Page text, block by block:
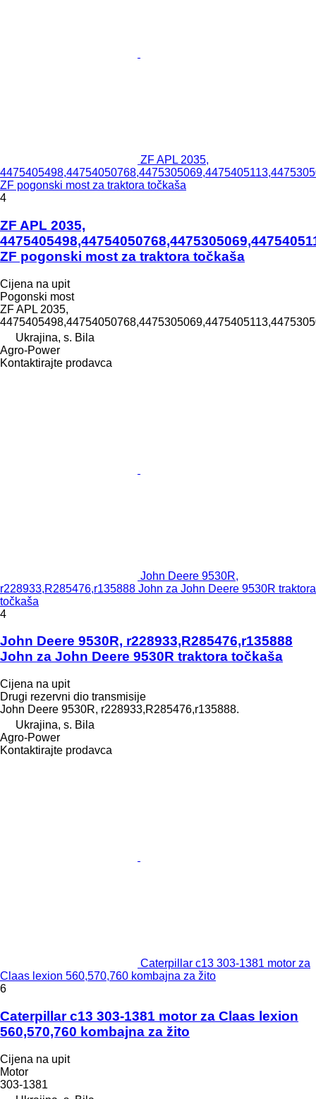
ZF APL 2035,
ZF pogonski most za traktora točkaša
4
ZF APL 2035,
ZF pogonski most za traktora točkaša
Cijena na upit
Pogonski most
ZF APL 2035,
Ukrajina, s. Bila
Agro-Power
Kontaktirajte prodavca
John Deere 9530R,
r228933,R285476,r135888 John za John Deere 9530R traktora
točkaša
4
John Deere 9530R, r228933,R285476,r135888
John za John Deere 9530R traktora točkaša
Cijena na upit
Drugi rezervni dio transmisije
John Deere 9530R, r228933,R285476,r135888.
Ukrajina, s. Bila
Agro-Power
Kontaktirajte prodavca
Caterpillar c13 303-1381 motor za
Claas lexion 560,570,760 kombajna za žito
6
Caterpillar c13 303-1381 motor za Claas lexion
560,570,760 kombajna za žito
Cijena na upit
Motor
303-1381